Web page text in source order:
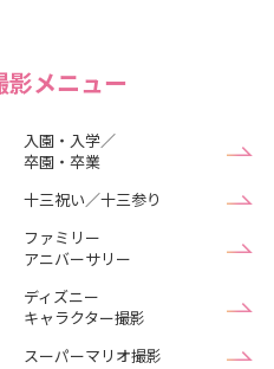
影メニュー
入園・入学／
卒園・卒業
十三祝い／十三参り
ファミリー
アニバーサリー
ディズニー
キャラクター撮影
スーパーマリオ撮影